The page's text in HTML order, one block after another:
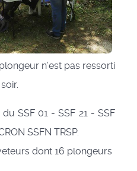
n’est pas ressorti
SSF 01 - SSF 21 - SSF
SSFN TRSP.
dont 16 plongeurs